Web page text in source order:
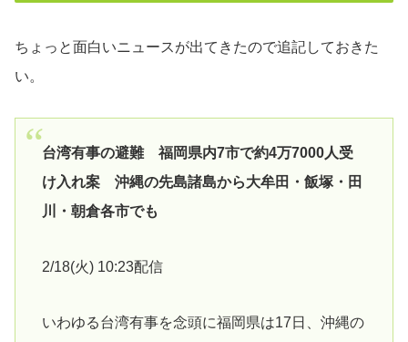
ちょっと面白いニュースが出てきたので追記しておきた
い。
台湾有事の避難 福岡県内7市で約4万7000人受
け入れ案 沖縄の先島諸島から大牟田・飯塚・田
川・朝倉各市でも
2/18(火) 10:23配信
いわゆる台湾有事を念頭に福岡県は17日、沖縄の